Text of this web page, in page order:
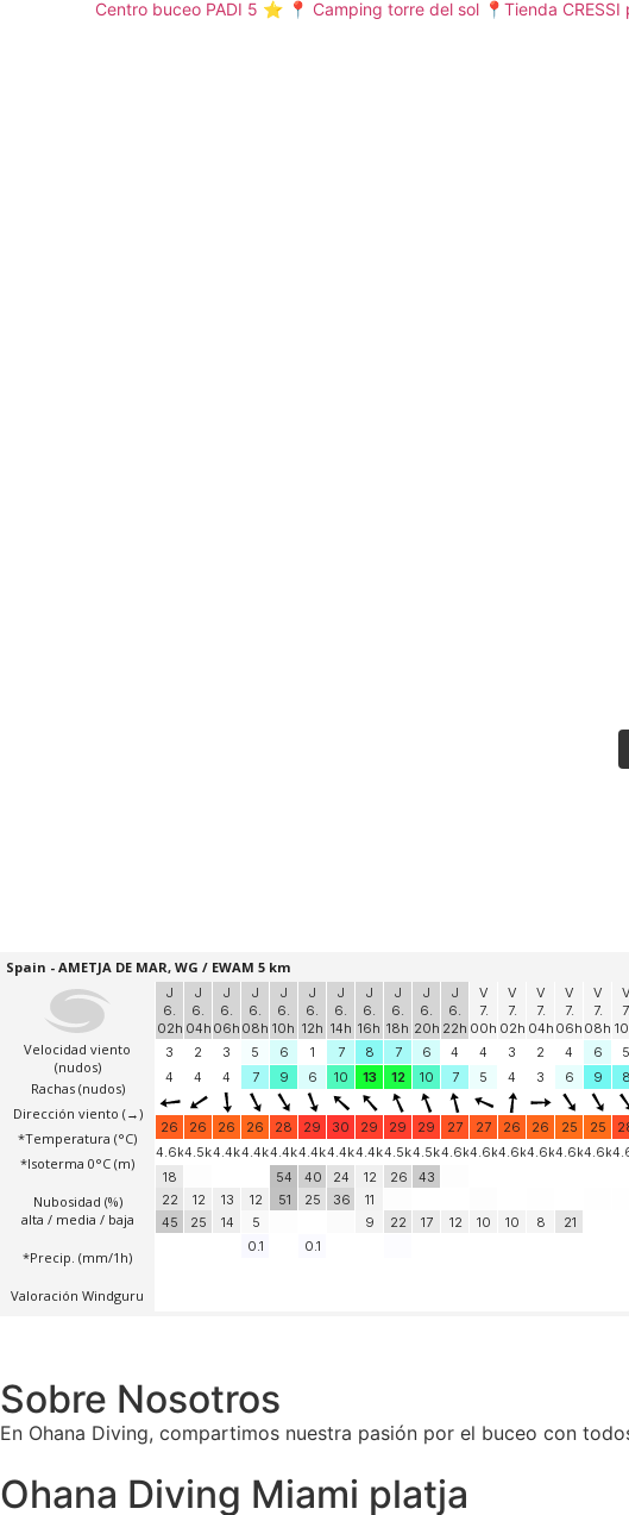
Centro buceo PADI 5 ⭐️ 📍 Camping torre del sol 📍Tienda
Sobre Nosotros
En Ohana Diving, compartimos nuestra pasión por el buceo con
Ohana Diving Miami platja